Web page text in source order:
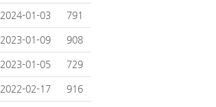
2024-01-03 791
2023-01-09 908
2023-01-05 729
2022-02-17 916